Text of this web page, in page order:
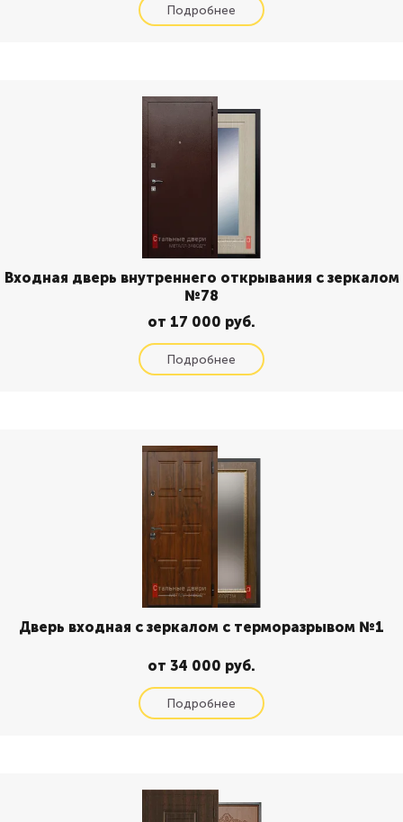
Входная дверь внутреннего открывания с зеркалом
№78
от 17 000 руб.
Дверь входная с зеркалом с терморазрывом №1
от 34 000 руб.